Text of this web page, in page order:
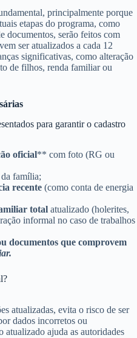
principalmente porque
etapas do programa, como
documentos, serão feitos com
ser atualizados a cada 12
significativas, como alteração
de filhos, renda familiar ou
para garantir o cadastro
oficial** com foto (RG ou
família;
recente (como conta de energia
total atualizado (holerites,
informal no caso de trabalhos
documentos que comprovem
atualizadas, evita o risco de ser
dados incorretos ou
atualizado ajuda as autoridades